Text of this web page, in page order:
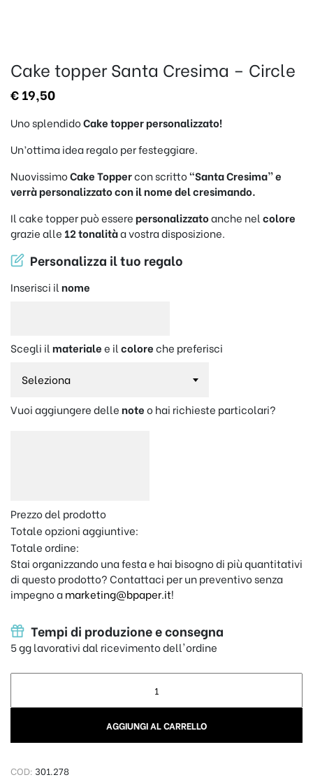
Cake topper Santa Cresima – Circle
€19,50
Uno splendidoCake topperpersonalizzato!
Un’ottima idea regalo per festeggiare.
NuovissimoCake Toppercon scritto“Santa Cresima” e
verrà personalizzato con il nome del cresimando.
Il cake topper può esserepersonalizzatoanche nel colore
grazie alle 12 tonalitàa vostra disposizione.
Personalizza il tuo regalo
Inserisci il nome
Scegli il materialee il coloreche preferisci
Vuoi aggiungere dellenoteo hai richieste particolari?
Prezzo del prodotto
Totale opzioni aggiuntive:
Totale ordine:
Stai organizzando una festa e hai bisogno di più quantitativi
di questo prodotto? Contattaci per un preventivo senza
impegno amarketing@bpaper.it!
Tempi di produzione e consegna
5 gg lavorativi dal ricevimento dell'ordine
AGGIUNGI AL CARRELLO
COD: 301.278